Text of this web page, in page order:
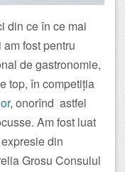
din ce în ce mai
fost pentru
de gastronomie,
top, în competiția
, onorînd astfel
Am fost luat
din
Grosu Consulul